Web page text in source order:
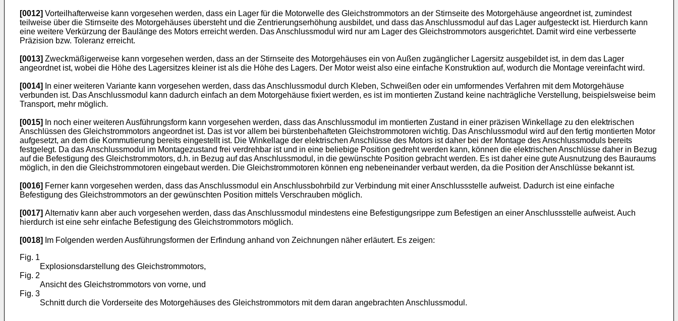
[0012] Vorteilhafterweise kann vorgesehen werden, dass ein Lager für die Motorwelle des Gleichstrommotors an der Stirnseite des Motorgehäuse angeordnet ist, zumindest
teilweise über die Stirnseite des Motorgehäuses übersteht und die Zentrierungserhöhung ausbildet, und dass das Anschlussmodul auf das Lager aufgesteckt ist. Hierdurch kann
eine weitere Verkürzung der Baulänge des Motors erreicht werden. Das Anschlussmodul wird nur am Lager des Gleichstrommotors ausgerichtet. Damit wird eine verbesserte
Präzision bzw. Toleranz erreicht.
[0013] Zweckmäßigerweise kann vorgesehen werden, dass an der Stirnseite des Motorgehäuses ein von Außen zugänglicher Lagersitz ausgebildet ist, in dem das Lager
angeordnet ist, wobei die Höhe des Lagersitzes kleiner ist als die Höhe des Lagers. Der Motor weist also eine einfache Konstruktion auf, wodurch die Montage vereinfacht wird.
[0014]
In einer weiteren Variante kann vorgesehen werden, dass das Anschlussmodul durch Kleben, Schweißen oder ein umformendes Verfahren mit dem Motorgehäuse
verbunden ist. Das Anschlussmodul kann dadurch einfach an dem Motorgehäuse fixiert werden, es ist im montierten Zustand keine nachträgliche Verstellung, beispielsweise beim
Transport, mehr möglich.
[0015]
In noch einer weiteren Ausführungsform kann vorgesehen werden, dass das Anschlussmodul im montierten Zustand in einer präzisen Winkellage zu den elektrischen
Anschlüssen des Gleichstrommotors angeordnet ist. Das ist vor allem bei bürstenbehafteten Gleichstrommotoren wichtig. Das Anschlussmodul wird auf den fertig montierten Motor
aufgesetzt, an dem die Kommutierung bereits eingestellt ist. Die Winkellage der elektrischen Anschlüsse des Motors ist daher bei der Montage des Anschlussmoduls bereits
festgelegt. Da das Anschlussmodul im Montagezustand frei verdrehbar ist und in eine beliebige Position gedreht werden kann, können die elektrischen Anschlüsse daher in Bezug
auf die Befestigung des Gleichstrommotors, d.h. in Bezug auf das Anschlussmodul, in die gewünschte Position gebracht werden. Es ist daher eine gute Ausnutzung des Bauraums
möglich, in den die Gleichstrommotoren eingebaut werden. Die Gleichstrommotoren können eng nebeneinander verbaut werden, da die Position der Anschlüsse bekannt ist.
[0016] Ferner kann vorgesehen werden, dass das Anschlussmodul ein Anschlussbohrbild zur Verbindung mit einer Anschlussstelle aufweist. Dadurch ist eine einfache
Befestigung des Gleichstrommotors an der gewünschten Position mittels Verschrauben möglich.
[0017] Alternativ kann aber auch vorgesehen werden, dass das Anschlussmodul mindestens eine Befestigungsrippe zum Befestigen an einer Anschlussstelle aufweist. Auch
hierdurch ist eine sehr einfache Befestigung des Gleichstrommotors möglich.
[0018]
Im Folgenden werden Ausführungsformen der Erfindung anhand von Zeichnungen näher erläutert. Es zeigen:
Fig. 1
Explosionsdarstellung des Gleichstrommotors,
Fig. 2
Ansicht des Gleichstrommotors von vorne, und
Fig. 3
Schnitt durch die Vorderseite des Motorgehäuses des Gleichstrommotors mit dem daran angebrachten Anschlussmodul.